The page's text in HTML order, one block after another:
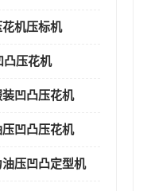
花机压标机
凸压花机
装凹凸压花机
压凹凸压花机
油压凹凸定型机